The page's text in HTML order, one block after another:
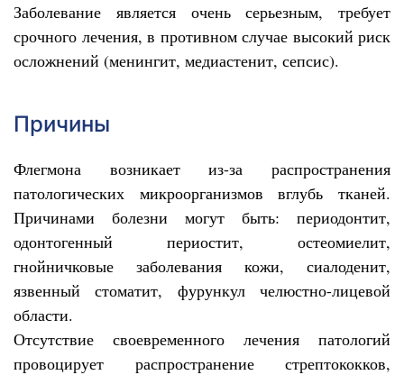
Заболевание является очень серьезным, требует
срочного лечения, в противном случае высокий риск
осложнений (менингит, медиастенит, сепсис).
Причины
Флегмона возникает из-за распространения
патологических микроорганизмов вглубь тканей.
Причинами болезни могут быть: периодонтит,
одонтогенный периостит, остеомиелит,
гнойничковые заболевания кожи, сиалоденит,
язвенный стоматит, фурункул челюстно-лицевой
области.
Отсутствие своевременного лечения патологий
провоцирует распространение стрептококков,